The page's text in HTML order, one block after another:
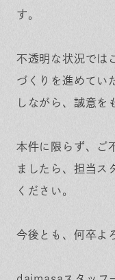
す。
不透明な状況では
づくりを進めてい
しながら、誠意を
本件に限らず、ご
ましたら、担当ス
ください。
今後とも、何卒よ